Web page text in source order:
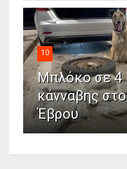
10
Μπλόκο σε 4
κάνναβης
Έβρου